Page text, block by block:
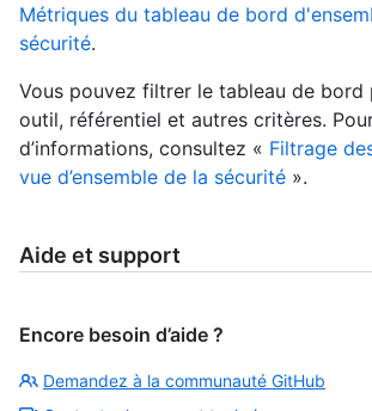
Métriques du tableau de bord
sécurité.
Vous pouvez filtrer le tableau de bord
outil, référentiel et autres critères.
d’informations, consultez « Filtrage
vue d’ensemble de la sécurité ».
Aide et support
Encore besoin d’aide ?
Demandez à la communauté GitHub